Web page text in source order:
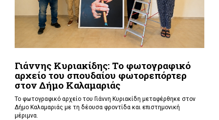
Γιάννης Κυριακίδης: Το φωτογραφικό
αρχείο του σπουδαίου φωτορεπόρτερ
στον Δήμο Καλαμαριάς
Το φωτογραφικό αρχείο του Γιάννη Κυριακίδη μεταφέρθηκε στον
Δήμο Καλαμαριάς με τη δέουσα φροντίδα και επιστημονική
μέριμνα.